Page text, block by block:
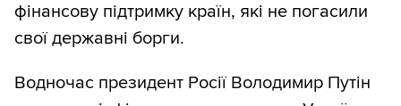
фінансову підтримку країн, які не погасили
свої державні борги.
Водночас президент Росії Володимир Путін